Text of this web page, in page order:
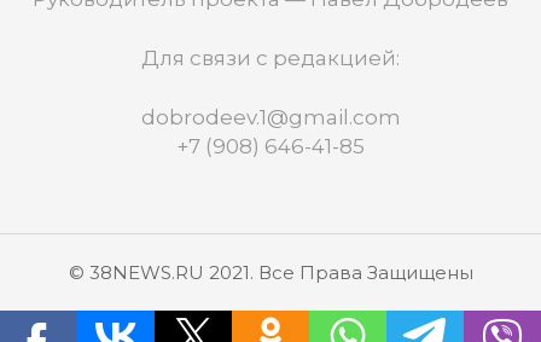
Для связи с редакцией:
dobrodeev.1@gmail.com
+7 (908) 646-41-85
© 38NEWS.RU 2021. Все Права Защищены